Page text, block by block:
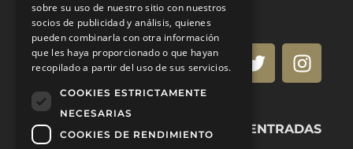
VENTA DE ENTRADAS
sobre su uso de nuestro sitio con nuestros
socios de publicidad y análisis, quienes
pueden combinarla con otra información
que les haya proporcionado o que hayan
recopilado a partir del uso de sus servicios.
COOKIES ESTRICTAMENTE
NECESARIAS
COOKIES DE RENDIMIENTO